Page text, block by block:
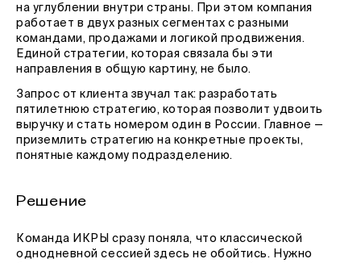
на углублении внутри страны. При этом компания
работает в двух разных сегментах с разными
командами, продажами и логикой продвижения.
Единой стратегии, которая связала бы эти
направления в общую картину, не было.
Запрос от клиента звучал так: разработать
пятилетнюю стратегию, которая позволит удвоить
выручку и стать номером один в России. Главное —
приземлить стратегию на конкретные проекты,
понятные каждому подразделению.
Решение
Команда ИКРЫ сразу поняла, что классической
однодневной сессией здесь не обойтись. Нужно